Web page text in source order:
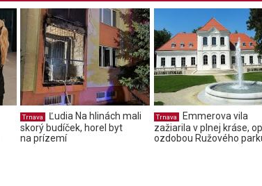
Trnava
Ľudia Na hlinách mali
skorý budíček, horel byt
na prízemí
Trnava
Emmerova vila
zažiarila v plnej kráse,
ozdobou Ružového